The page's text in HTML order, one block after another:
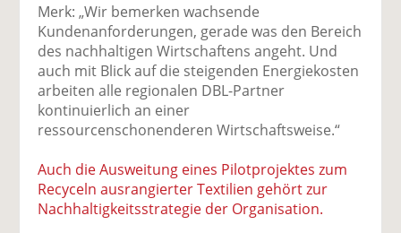
Merk: „Wir bemerken wachsende
Kundenanforderungen, gerade was den Bereich
des nachhaltigen Wirtschaftens angeht. Und
auch mit Blick auf die steigenden Energiekosten
arbeiten alle regionalen DBL-Partner
kontinuierlich an einer
ressourcenschonenderen Wirtschaftsweise.“
Auch die Ausweitung eines Pilotprojektes zum
Recyceln ausrangierter Textilien gehört zur
Nachhaltigkeitsstrategie der Organisation.